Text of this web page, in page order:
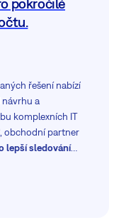
pokročilé
řešení nabízí
návrhu a
komplexních IT
obchodní partner
lepší sledování